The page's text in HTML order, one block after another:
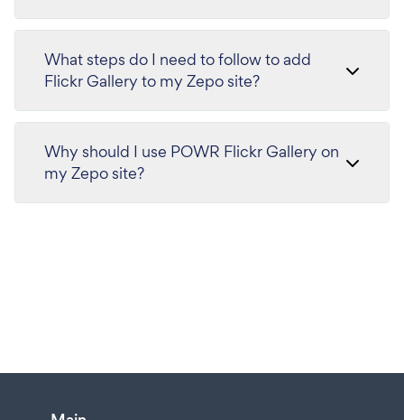
What steps do I need to follow to add
Flickr Gallery to my Zepo site?
Why should I use POWR Flickr Gallery on
my Zepo site?